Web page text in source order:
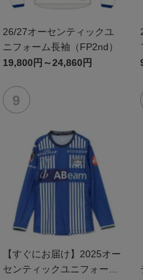
26/27オーセンティックユ
ニフォーム長袖（FP2nd）
19,800円～24,860円
【すぐにお届け】2025オー
センティックユニフォーム